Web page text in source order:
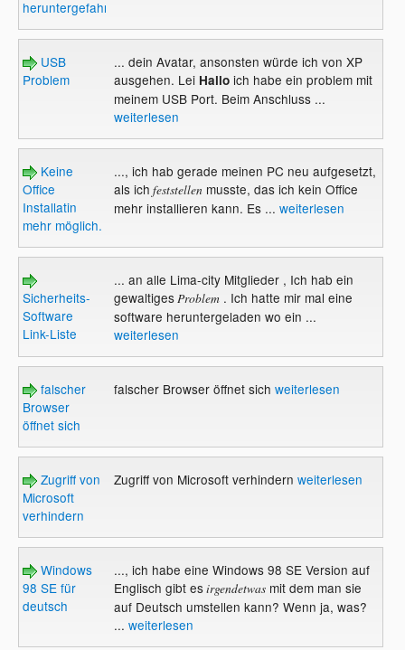
heruntergefahren
USB
Problem
... dein Avatar, ansonsten würde ich von XP
ausgehen. Lei Halloich habe ein problem mit
meinem USB Port. Beim Anschluss ...
weiterlesen
Keine
Office
Installatin
mehr möglich.
..., ich hab gerade meinen PC neu aufgesetzt,
als ich feststellenmusste, das ich kein Office
mehr installieren kann. Es ... weiterlesen
Sicherheits-
Software
Link-Liste
... an alle Lima-city Mitglieder , Ich hab ein
gewaltigesProblem. Ich hatte mir mal eine
software heruntergeladen wo ein ...
weiterlesen
falscher
Browser
öffnet sich
falscher Browser öffnet sich weiterlesen
Zugriff von
Microsoft
verhindern
Zugriff von Microsoft verhindern weiterlesen
Windows
98 SE für
deutsch
..., ich habe eine Windows 98 SE Version auf
Englisch gibt esirgendetwasmit dem man sie
auf Deutsch umstellen kann? Wenn ja, was?
... weiterlesen